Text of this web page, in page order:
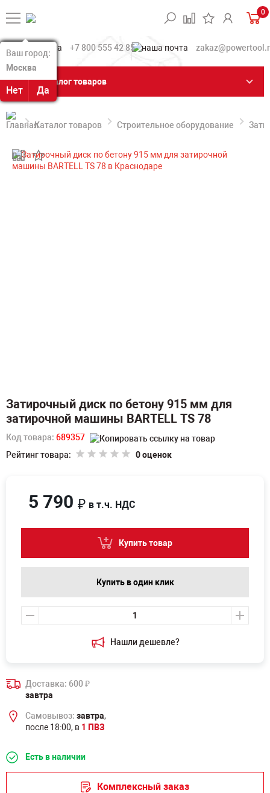
Ваш город:
Москва
Нет Да
Ваш город:
Москва
Нет Да
0
+7 800 555 42 85
Каталог товаров
Каталог товаров Строительное оборудование
Затирочный диск по бетону 915 мм для
затирочной машины BARTELL TS 78
Код товара: 689357
Рейтинг товара:
0 оценок
Нашли дешевле?
5 790 ₽ в т.ч. НДС
Купить товар
Купить в один клик
Доставка: 600₽
завтра
Самовывоз: завтра,
после 18:00, в 1 ПВЗ
Есть в наличии
Комплексный заказ